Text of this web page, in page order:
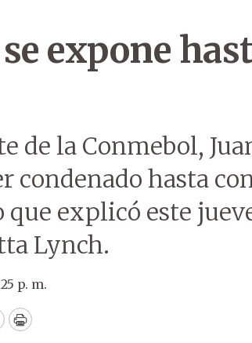
expone
de la Conmebol,
condenado hasta
que explicó este
Lynch.
p. m.
Print